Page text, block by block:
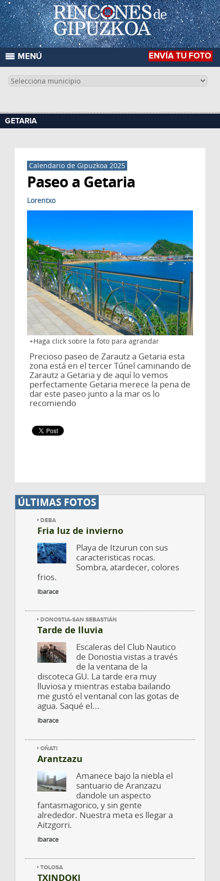
ENVÍA TU FOTO
MENÚ
GETARIA
Calendario de Gipuzkoa 2025
Paseo a Getaria
Haga click sobre la foto para agrandar
Lorentxo
Precioso paseo de Zarautz a Getaria esta
zona está en el tercer Túnel caminando de
Zarautz a Getaria y de aquí lo vemos
perfectamente Getaria merece la pena de
dar este paseo junto a la mar os lo
recomiendo
ÚLTIMAS FOTOS
DEBA
Fria luz de invierno
Playa de Itzurun con sus
caracteristicas rocas.
Sombra, atardecer, colores
frios.
ibarace
DONOSTIA-SAN SEBASTIÁN
Tarde de lluvia
Escaleras del Club Nautico
de Donostia vistas a través
de la ventana de la
discoteca GU. La tarde era muy
lluviosa y mientras estaba bailando
me gustó el ventanal con las gotas de
agua. Saqué el...
ibarace
OÑATI
Arantzazu
Amanece bajo la niebla el
santuario de Aranzazu
dandole un aspecto
fantasmagorico, y sin gente
alrededor. Nuestra meta es llegar a
Aitzgorri.
ibarace
TOLOSA
TXINDOKI